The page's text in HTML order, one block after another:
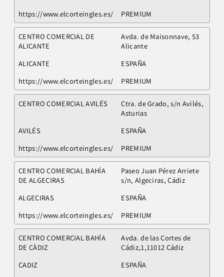
https://www.elcorteingles.es/
PREMIUM
CENTRO COMERCIAL DE
ALICANTE
Avda. de Maisonnave, 53
Alicante
ALICANTE
ESPAÑA
https://www.elcorteingles.es/
PREMIUM
CENTRO COMERCIAL AVILÉS
Ctra. de Grado, s/n Avilés,
Asturias
AVILÉS
ESPAÑA
https://www.elcorteingles.es/
PREMIUM
CENTRO COMERCIAL BAHÍA
DE ALGECIRAS
Paseo Juan Pérez Arriete
s/n, Algeciras, Cádiz
ALGECIRAS
ESPAÑA
https://www.elcorteingles.es/
PREMIUM
CENTRO COMERCIAL BAHÍA
DE CÀDIZ
Avda. de las Cortes de
Cádiz,1,11012 Cádiz
CADIZ
ESPAÑA